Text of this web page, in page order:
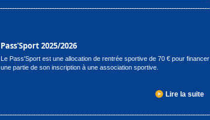
Pass'Sport 2025/2026
Le Pass'Sport est une allocation de rentrée sportive de 70 € pour financer
une partie de son inscription à une association sportive.
Lire la suite